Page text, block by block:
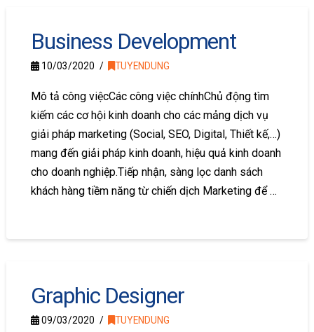
Business Development
10/03/2020 TUYENDUNG
Mô tả công việcCác công việc chínhChủ động tìm
kiếm các cơ hội kinh doanh cho các mảng dịch vụ
giải pháp marketing (Social, SEO, Digital, Thiết kế,…)
mang đến giải pháp kinh doanh, hiệu quả kinh doanh
cho doanh nghiệp.Tiếp nhận, sàng lọc danh sách
khách hàng tiềm năng từ chiến dịch Marketing để …
Graphic Designer
09/03/2020 TUYENDUNG